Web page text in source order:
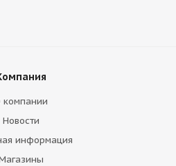
компании
Новости
информация